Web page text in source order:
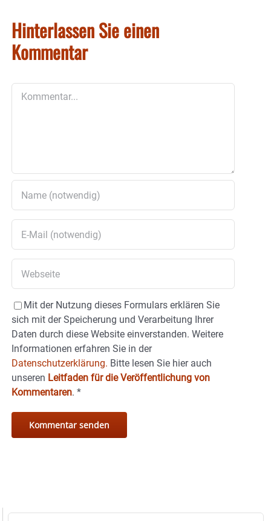
Hinterlassen Sie einen
Kommentar
Mit der Nutzung dieses Formulars erklären Sie
sich mit der Speicherung und Verarbeitung Ihrer
Daten durch diese Website einverstanden. Weitere
Informationen erfahren Sie in der
Datenschutzerklärung. Bitte lesen Sie hier auch
unseren Leitfaden für die Veröffentlichung von
Kommentaren. *